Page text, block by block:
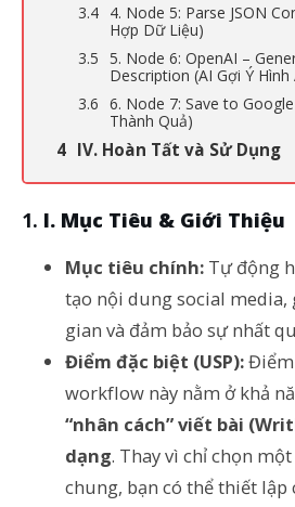
4. Node 5: Parse JSON
Hợp Dữ Liệu)
5. Node 6: OpenAI –
Description (AI Gợi Ý Hình
6. Node 7: Save to
Thành Quả)
IV. Hoàn Tất và Sử Dụng
I. Mục Tiêu & Giới Thiệu
Mục tiêu chính: Tự động
tạo nội dung social
gian và đảm bảo sự nhất
Điểm đặc biệt (USP):Điểm
workflow này nằm ở khả
“nhân cách” viết bài
dạng. Thay vì chỉ chọn
chung, bạn có thể thiết lập